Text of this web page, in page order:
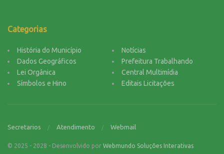
Categorias
História do Município
Dados Geográficos
Lei Orgânica
Símbolos e Hino
Notícias
Prefeitura Trabalhando
Central Multimídia
Editais Licitações
Secretarios Atendimento Webmail
© 2025 - 2028 - Desenvolvido por Webmundo Soluções Interativas